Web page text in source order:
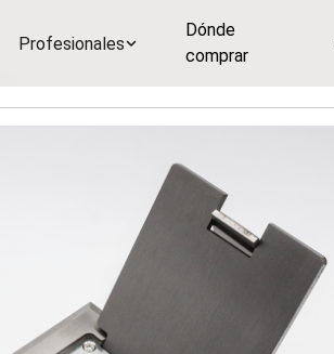
Profesionales
Dónde
comprar